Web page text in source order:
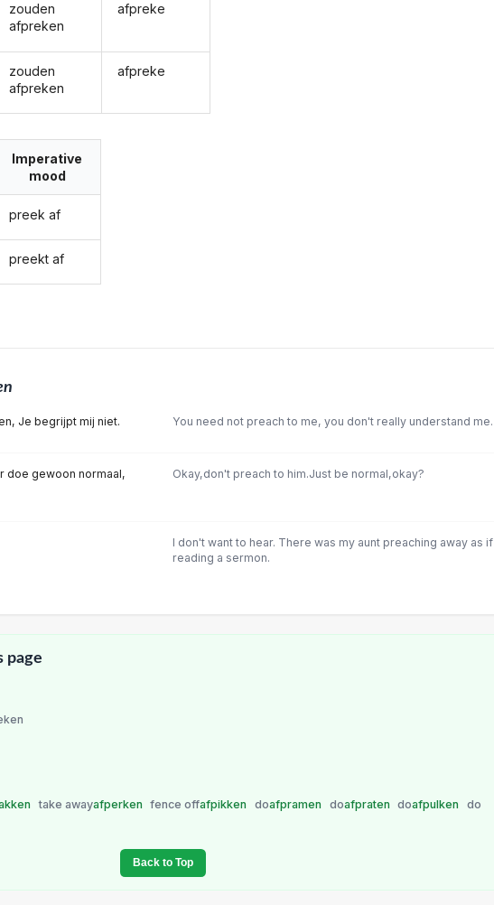
zouden
afpreken
zouden
afpreken
afpreke
afpreke
Imperative
mood
preek af
preekt af
Je begrijpt mij niet. You need not preach to me, you don't really understand me.
doe gewoon normaal,
Okay,don't preach to him.Just be normal,okay?
I don't want to hear. There was my aunt preaching away as if
reading a sermon.
page
take awayafperken fence offafpikken doafpramen doafpraten doafpulken
do
Back to Top